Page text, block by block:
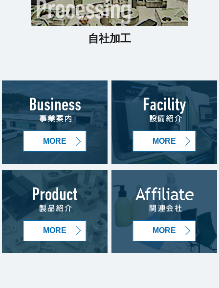
自社加工
MORE MORE
MORE MORE